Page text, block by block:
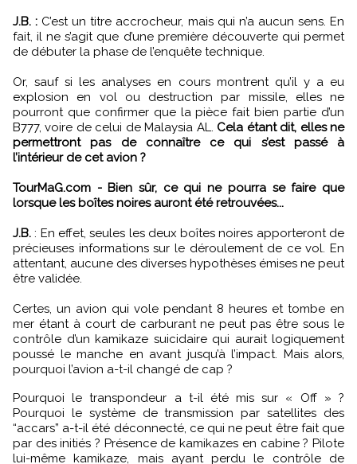
J.B. : C’est un titre accrocheur, mais qui n’a aucun sens. En
fait, il ne s’agit que d’une première découverte qui permet
de débuter la phase de l’enquête technique.
Or, sauf si les analyses en cours montrent qu’il y a eu
explosion en vol ou destruction par missile, elles ne
pourront que confirmer que la pièce fait bien partie d’un
B777, voire de celui de Malaysia AL. Cela étant dit, elles ne
permettront pas de connaître ce qui s’est passé à
l’intérieur de cet avion ?
TourMaG.com - Bien sûr, ce qui ne pourra se faire que
lorsque les boîtes noires auront été retrouvées...
J.B. : En effet, seules les deux boîtes noires apporteront de
précieuses informations sur le déroulement de ce vol. En
attentant, aucune des diverses hypothèses émises ne peut
être validée.
Certes, un avion qui vole pendant 8 heures et tombe en
mer étant à court de carburant ne peut pas être sous le
contrôle d’un kamikaze suicidaire qui aurait logiquement
poussé le manche en avant jusqu’à l’impact. Mais alors,
pourquoi l’avion a-t-il changé de cap ?
Pourquoi le transpondeur a t-il été mis sur « Off » ?
Pourquoi le système de transmission par satellites des
“accars” a-t-il été déconnecté, ce qui ne peut être fait que
par des initiés ? Présence de kamikazes en cabine ? Pilote
lui-même kamikaze, mais ayant perdu le contrôle de